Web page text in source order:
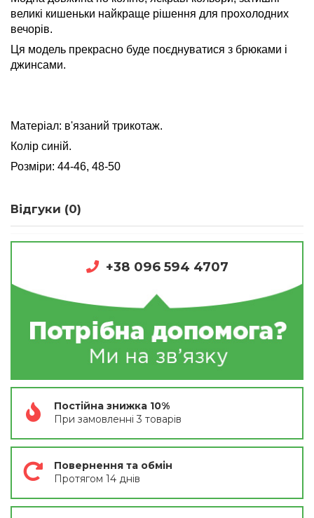
великі кишеньки найкраще рішення для прохолодних
вечорів.
Ця модель прекрасно буде поєднуватися з брюками і
джинсами.
Матеріал: в'язаний трикотаж.
Колір синій.
Розміри: 44-46, 48-50
Відгуки (0)
+38 096 594 4707
Постійна знижка 10%
При замовленні 3 товарів
Повернення та обмін
Протягом 14 днів